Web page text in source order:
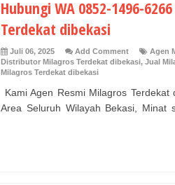
Hubungi WA 0852-1496-
Terdekat dibekasi
Juli 06, 2025 Add Comment Agen
Distributor Milagros Terdekat dibekasi, Jual
Milagros Terdekat dibekasi
Kami Agen Resmi Milagros Terdekat
Area Seluruh Wilayah Bekasi, Minat